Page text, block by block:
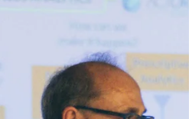
Invitalia è l’Agenzia nazionale per lo sviluppo di